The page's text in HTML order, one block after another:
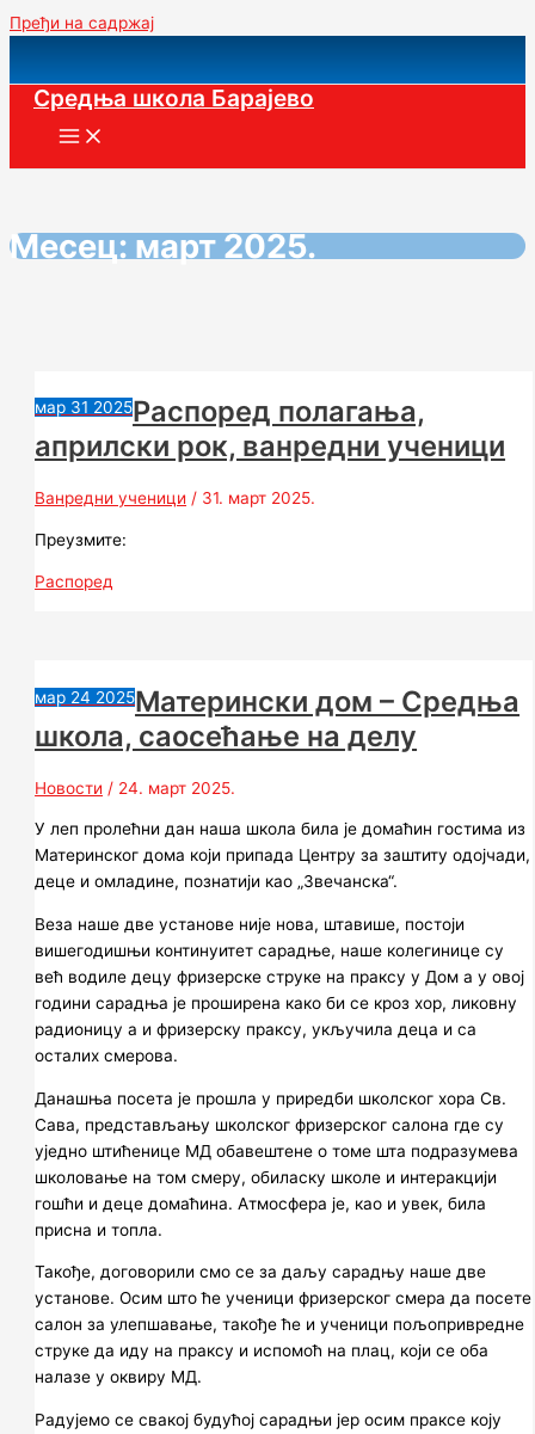
Пређи на садржај
Средња школа Барајево
Месец:март 2025.
мар 31 2025Распоред полагања,
априлски рок, ванредни ученици
Ванредни ученици / 31. март 2025.
Преузмите:
Распоред
мар 24 2025Матерински дом – Средња
школа, саосећање на делу
Новости / 24. март 2025.
У леп пролећни дан наша школа била је домаћин гостима из
Материнског дома који припада Центру за заштиту одојчади,
деце и омладине, познатији као „Звечанска“.
Веза наше две установе није нова, штавише, постоји
вишегодишњи континуитет сарадње, наше колегинице су
већ водиле децу фризерске струке на праксу у Дом а у овој
години сарадња је проширена како би се кроз хор, ликовну
радионицу а и фризерску праксу, укључила деца и са
осталих смерова.
Данашња посета је прошла у приредби школског хора Св.
Сава, представљању школског фризерског салона где су
уједно штићенице МД обавештене о томе шта подразумева
школовање на том смеру, обиласку школе и интеракцији
гошћи и деце домаћина. Атмосфера је, као и увек, била
присна и топла.
Такође, договорили смо се за даљу сарадњу наше две
установе. Осим што ће ученици фризерског смера да посете
салон за улепшавање, такође ће и ученици пољопривредне
струке да иду на праксу и испомоћ на плац, који се оба
налазе у оквиру МД.
Радујемо се свакој будућој сарадњи јер осим праксе коју